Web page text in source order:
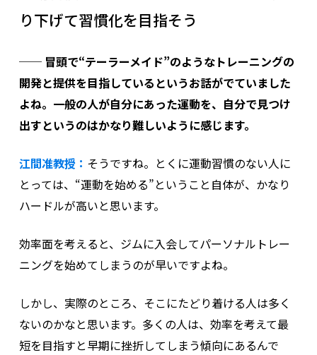
り下げて習慣化を目指そう
── 冒頭で“テーラーメイド”のようなトレーニングの
開発と提供を目指しているというお話がでていました
よね。一般の人が自分にあった運動を、自分で見つけ
出すというのはかなり難しいように感じます。
江間准教授： そうですね。とくに運動習慣のない人に
とっては、“運動を始める”ということ自体が、かなり
ハードルが高いと思います。
効率面を考えると、ジムに入会してパーソナルトレー
ニングを始めてしまうのが早いですよね。
しかし、実際のところ、そこにたどり着ける人は多く
ないのかなと思います。多くの人は、効率を考えて最
短を目指すと早期に挫折してしまう傾向にあるんで